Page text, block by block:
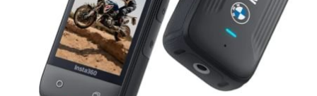
ΕΙΚΟΝΑ-ΗΧΟΣ
ACCESSORIES
GAMING
ΟΙΚΙΑΚΕΣ ΣΥΣΚΕΥΕΣ